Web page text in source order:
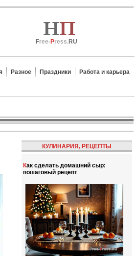
Free-Press.RU
Разное Праздники
Работа и карьера
КУЛИНАРИЯ, РЕЦЕПТЫ
Как сделать домашний сыр:
пошаговый рецепт